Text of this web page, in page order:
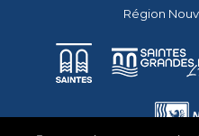
Région